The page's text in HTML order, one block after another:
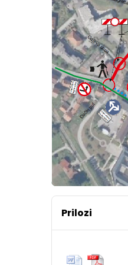
Prilozi